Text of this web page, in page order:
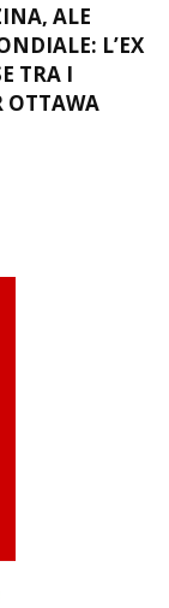
ALE
L’EX
TRA I
OTTAWA